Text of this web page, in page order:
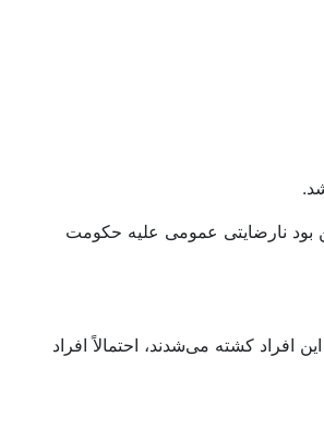
نارضایتی عمومی علیه حکومت
افراد کشته می‌شدند، احتمالاً افراد